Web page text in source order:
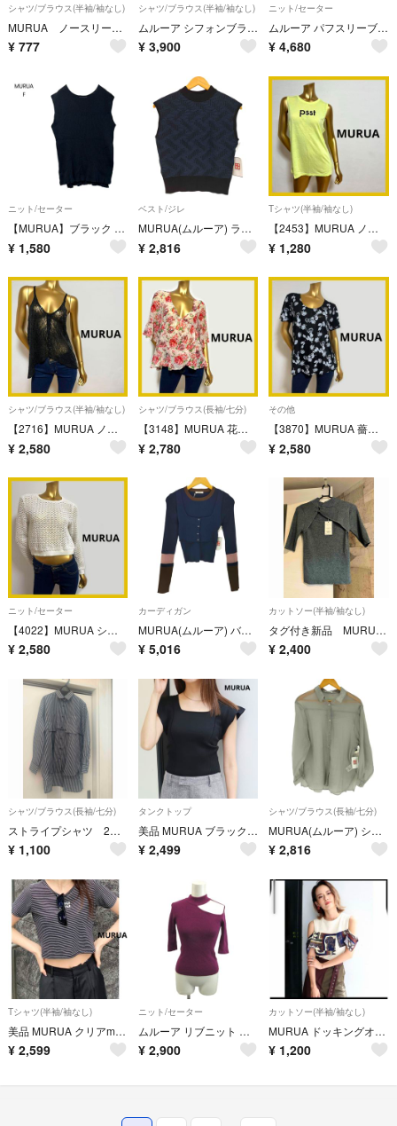
シャツ/ブラウス(半袖/袖なし)
MURUA ノースリーブブラウス
¥ 777
シャツ/ブラウス(半袖/袖なし)
ムルーア シフォンブラウス フレンチスリーブ フェイクレイヤード F オレンジ
¥ 3,900
ニット/セーター
ムルーア パフスリーブ 半袖 ニット F 黒 ボリューム袖 クルーネック 無地
¥ 4,680
ニット/セーター
【MURUA】ブラック ノースリーブ ニットベスト リブ編み F a0996
¥ 1,580
ベスト/ジレ
MURUA(ムルーア) ランダムパターンニットタンク レディース トップス
¥ 2,816
Tシャツ(半袖/袖なし)
【2453】MURUA ノースリーブ シャツ F
¥ 1,280
シャツ/ブラウス(半袖/袖なし)
【2716】MURUA ノースリーブ 透けトップス スパンコール コルセット風
¥ 2,580
シャツ/ブラウス(長袖/七分)
【3148】MURUA 花柄 フレア トップス F
¥ 2,780
その他
【3870】MURUA 薔薇柄 フレア トップス F ブラック
¥ 2,580
ニット/セーター
【4022】MURUA ショート丈 ボアニット トップス
¥ 2,580
カーディガン
MURUA(ムルーア) バイカラーレイヤードニット レディース トップス
¥ 5,016
カットソー(半袖/袖なし)
タグ付き新品 MURUA チャイナタイトハーフニット ブルーグレー
¥ 2,400
シャツ/ブラウス(長袖/七分)
ストライプシャツ 2way
¥ 1,100
タンクトップ
美品 MURUA ブラック スクエアフリルニットタンク F (M相当)
¥ 2,499
シャツ/ブラウス(長袖/七分)
MURUA(ムルーア) シアーシャイニーボリュームシャツ レディース トップス
¥ 2,816
Tシャツ(半袖/袖なし)
美品 MURUA クリアmumuクロップトTシャツ F (M相当)
¥ 2,599
ニット/セーター
ムルーア リブニット セーター F 紫 パープル モックネック 七分袖
¥ 2,900
カットソー(半袖/袖なし)
MURUA ドッキングオフショルダートップス
¥ 1,200